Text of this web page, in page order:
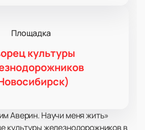
Площадка
культуры
Аверин. Научи меня жить»
культуры железнодорожников в